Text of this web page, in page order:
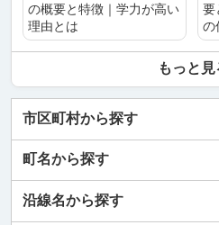
の概要と特徴｜学力が高い
理由とは
要
の
もっと見
市区町村から探す
町名から探す
沿線名から探す